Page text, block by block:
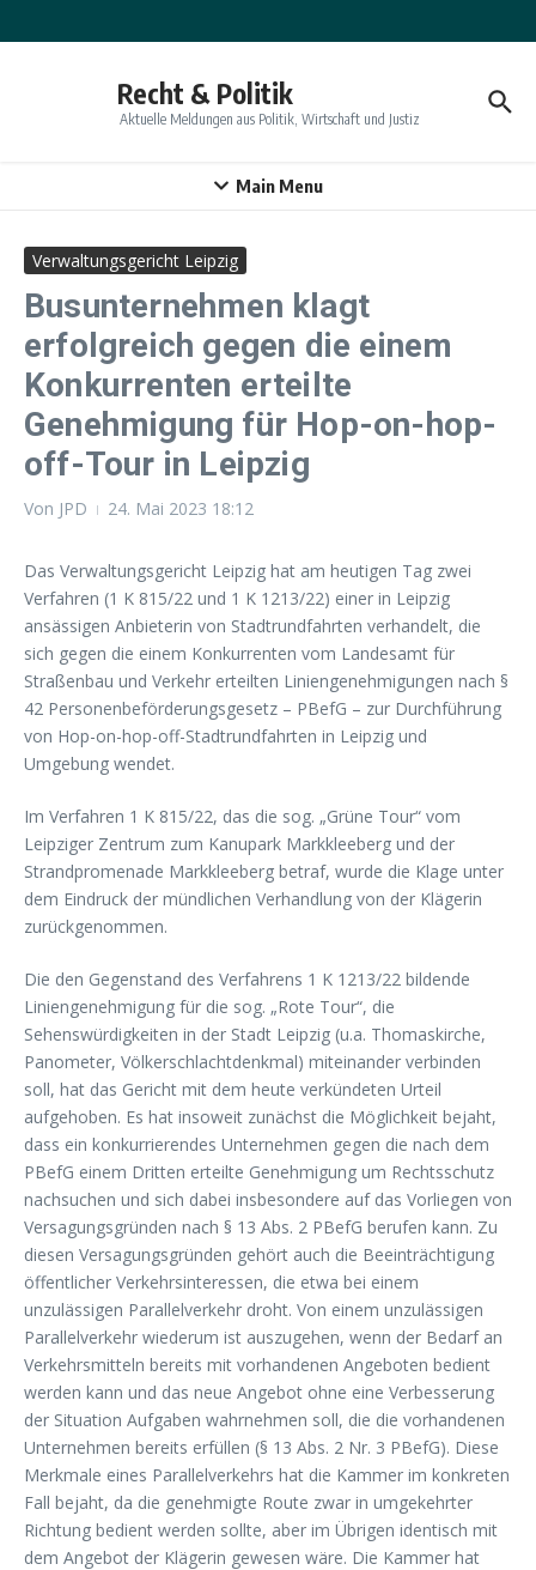
Recht & Politik
Aktuelle Meldungen aus Politik, Wirtschaft und Justiz
Main Menu
Verwaltungsgericht Leipzig
Busunternehmen klagt
erfolgreich gegen die einem
Konkurrenten erteilte
Genehmigung für Hop-on-hop-
off-Tour in Leipzig
Von JPD 24. Mai 2023 18:12
Das Verwaltungsgericht Leipzig hat am heutigen Tag zwei
Verfahren (1 K 815/22 und 1 K 1213/22) einer in Leipzig
ansässigen Anbieterin von Stadtrundfahrten verhandelt, die
sich gegen die einem Konkurrenten vom Landesamt für
Straßenbau und Verkehr erteilten Liniengenehmigungen nach §
42 Personenbeförderungsgesetz – PBefG – zur Durchführung
von Hop-on-hop-off-Stadtrundfahrten in Leipzig und
Umgebung wendet.
Im Verfahren 1 K 815/22, das die sog. „Grüne Tour“ vom
Leipziger Zentrum zum Kanupark Markkleeberg und der
Strandpromenade Markkleeberg betraf, wurde die Klage unter
dem Eindruck der mündlichen Verhandlung von der Klägerin
zurückgenommen.
Die den Gegenstand des Verfahrens 1 K 1213/22 bildende
Liniengenehmigung für die sog. „Rote Tour“, die
Sehenswürdigkeiten in der Stadt Leipzig (u.a. Thomaskirche,
Panometer, Völkerschlachtdenkmal) miteinander verbinden
soll, hat das Gericht mit dem heute verkündeten Urteil
aufgehoben. Es hat insoweit zunächst die Möglichkeit bejaht,
dass ein konkurrierendes Unternehmen gegen die nach dem
PBefG einem Dritten erteilte Genehmigung um Rechtsschutz
nachsuchen und sich dabei insbesondere auf das Vorliegen von
Versagungsgründen nach § 13 Abs. 2 PBefG berufen kann. Zu
diesen Versagungsgründen gehört auch die Beeinträchtigung
öffentlicher Verkehrsinteressen, die etwa bei einem
unzulässigen Parallelverkehr droht. Von einem unzulässigen
Parallelverkehr wiederum ist auszugehen, wenn der Bedarf an
Verkehrsmitteln bereits mit vorhandenen Angeboten bedient
werden kann und das neue Angebot ohne eine Verbesserung
der Situation Aufgaben wahrnehmen soll, die die vorhandenen
Unternehmen bereits erfüllen (§ 13 Abs. 2 Nr. 3 PBefG). Diese
Merkmale eines Parallelverkehrs hat die Kammer im konkreten
Fall bejaht, da die genehmigte Route zwar in umgekehrter
Richtung bedient werden sollte, aber im Übrigen identisch mit
dem Angebot der Klägerin gewesen wäre. Die Kammer hat